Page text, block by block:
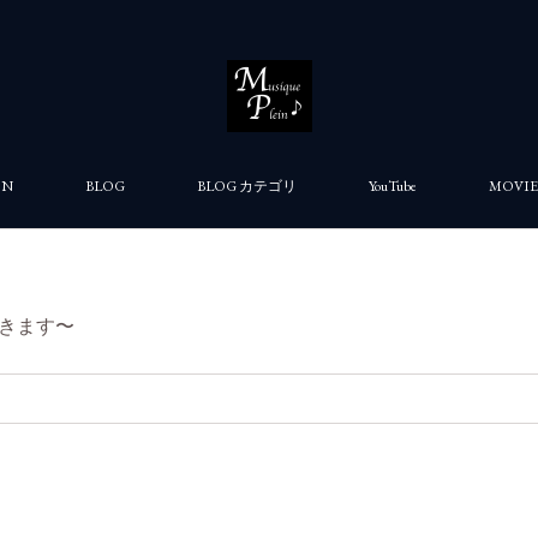
BLOG BLOG カテゴリ YouTube
ます〜